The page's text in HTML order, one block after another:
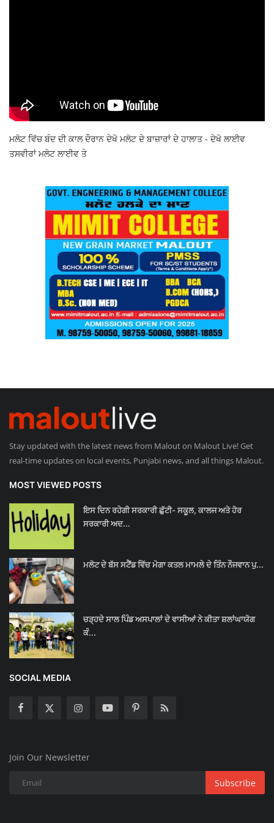
ਮਲੋਟ ਵਿੱਚ ਬੰਦ ਦੀ ਕਾਲ ਦੌਰਾਨ ਦੇਖੋ ਮਲੋਟ ਦੇ ਬਾਜ਼ਾਰਾਂ ਦੇ ਹਾਲਾਤ - ਦੇਖੋ ਲਾਈਵ
ਤਸਵੀਰਾਂ ਮਲੋਟ ਲਾਈਵ ਤੇ
Stay updated with the latest news from Malout on Malout Live! Get
real-time updates on local events, Punjabi news, and all things Malout.
MOST VIEWED POSTS
ਇਸ ਦਿਨ ਰਹੇਗੀ ਸਰਕਾਰੀ ਛੁੱਟੀ- ਸਕੂਲ, ਕਾਲਜ ਅਤੇ ਹੋਰ
ਸਰਕਾਰੀ ਅਦ...
ਮਲੋਟ ਦੇ ਬੱਸ ਸਟੈਂਡ ਵਿੱਚ ਮੋਗਾ ਕਤਲ ਮਾਮਲੇ ਦੇ ਤਿੰਨ ਨੌਜਵਾਨ ਪੁ...
ਚੜ੍ਹਦੇ ਸਾਲ ਪਿੰਡ ਅਸਪਾਲਾਂ ਦੇ ਵਾਸੀਆਂ ਨੇ ਕੀਤਾ ਸ਼ਲਾਂਘਾਯੋਗ
ਕੰ...
SOCIAL MEDIA
Join Our Newsletter
Subscribe